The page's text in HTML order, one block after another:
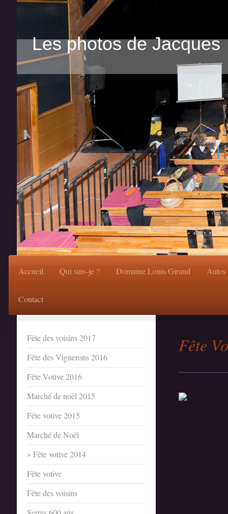
Les photos de Jacques
Accueil Qui suis-je ? Domaine Louis Giraud Autos
Contact
Fête
Fête des voisins 2017
Fête des Vignerons 2016
Fête Votive 2016
Marché de noël 2015
Fête votive 2015
Marché de Noël
Fête votive 2014
Fête votive
Fête des voisins